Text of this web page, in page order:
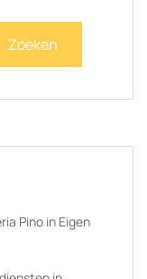
Zoeken
Pino in Eigen